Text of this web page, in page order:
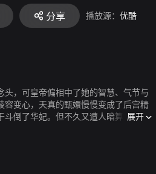
分享 播放源： 优酷
，可皇帝偏相中了她的智慧、气节与
容变心，天真的甄嬛慢慢变成了后宫精
斗倒了华妃。但不久又遭人暗算，父亲
上人十七爷死在自己怀中。皇帝驾崩
展开